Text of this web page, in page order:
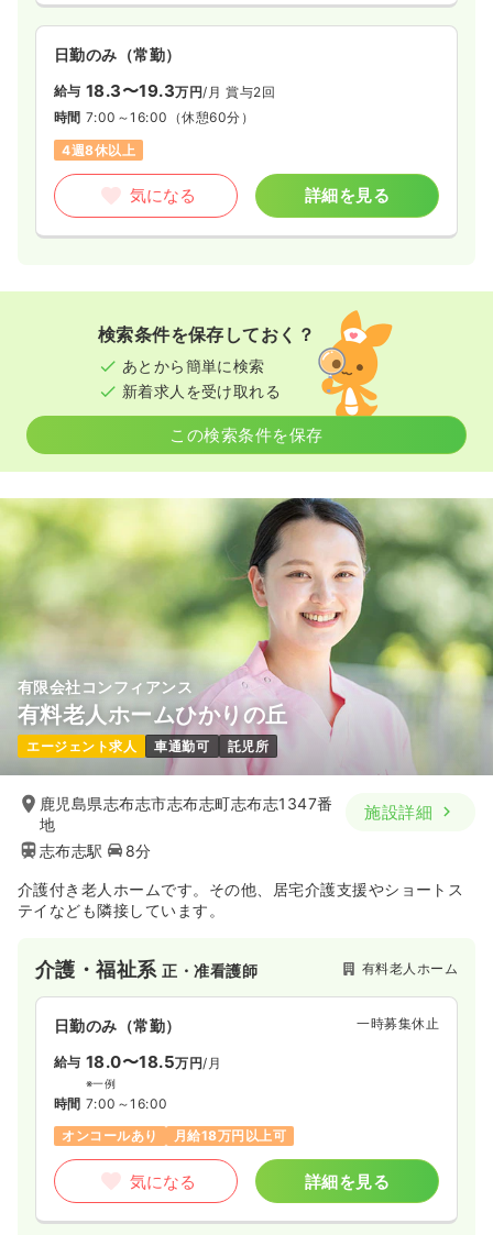
日勤のみ（常勤）
給与 18.3〜19.3万円/月 賞与2回
時間 7:00～16:00 （休憩60分）
4週8休以上
気になる 詳細を見る
検索条件を保存しておく？
あとから簡単に検索
新着求人を受け取れる
この検索条件を保存
有限会社コンフィアンス
有料老人ホームひかりの丘
エージェント求人 車通勤可 託児所
鹿児島県志布志市志布志町志布志1347番
地
志布志駅
8分
施設詳細
介護付き老人ホームです。その他、居宅介護支援やショートス
テイなども隣接しています。
介護・福祉系正・准看護師 有料老人ホーム
日勤のみ（常勤） 一時募集休止
給与 18.0〜18.5万円/月
※一例
時間 7:00～16:00
オンコールあり
月給18万円以上可
気になる 詳細を見る